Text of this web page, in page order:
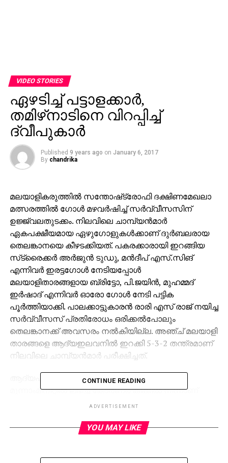
VIDEO STORIES
ഏഴടിച്ച് പട്ടാളക്കാര്‍,
തമിഴ്‌നാടിനെ വിറപ്പിച്ച്
ദ്വീപുകാര്‍
Published 9 years ago on January 6, 2017
By chandrika
മലയാളികരുത്തില്‍ സന്തോഷ്‌ട്രോഫി ദക്ഷിണമേഖലാ
മത്സരത്തില്‍ ഗോള്‍ മഴവര്‍ഷിച്ച് സര്‍വ്വീസസിന്
ഉജ്ജ്വലതുടക്കം. നിലവിലെ ചാമ്പ്യന്‍മാര്‍
ഏകപക്ഷീയമായ ഏഴുഗോളുകള്‍ക്കാണ് ദുര്‍ബലരായ
തെലങ്കാനയെ കീഴടക്കിയത്. പകരക്കാരായി ഇറങ്ങിയ
സ്‌ട്രൈക്കര്‍ അര്‍ജുന്‍ ടുഡു, മന്‍ദീപ് എസ്.സിങ്
എന്നിവര്‍ ഇരട്ടഗോള്‍ നേടിയപ്പോള്‍
മലയാളിതാരങ്ങളായ ബ്രിട്ടോ, പി.ജയിന്‍, മുഹമ്മദ്
ഇര്‍ഷാദ് എന്നിവര്‍ ഓരോ ഗോള്‍ നേടി പട്ടിക
പൂര്‍ത്തിയാക്കി. പാലക്കാട്ടുകാരന്‍ രാരി എസ് രാജ് നയിച്ച
സര്‍വ്വീസസ് പ്രതിരോധം ഒരിക്കല്‍പോലും
തെലങ്കാനക്ക് അവസരം നല്‍കിയില്ല. അഞ്ച് മലയാളി
താരങ്ങളെ ആദ്യഇലവനില്‍ ഇറക്കി 5-3-2 തന്ത്രമാണ്
നിലവിലെ ചാമ്പ്യന്‍മാര്‍ പരീക്ഷിച്ചത്.
ആദ്യപകുതിയുടെ ഇഞ്ച്വറി ടൈമിന്റെ
മൂന്നാംമിനിറ്റില്‍ ലഭിച്ച കോര്‍ണര്‍ കിക്കില്‍ നിന്നാണ്
ആദ്യഗോളിന് വഴിയൊരുങ്ങിയത്. മലയാളി താരം പി.
തുടക്കമിട്ടത്. ബോബിചന്ദിന്റെ കോര്‍ണര്‍ കിക്കില്‍ നിന്ന്
CONTINUE READING
ADVERTISEMENT
YOU MAY LIKE